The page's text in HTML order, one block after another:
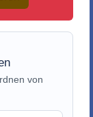
von